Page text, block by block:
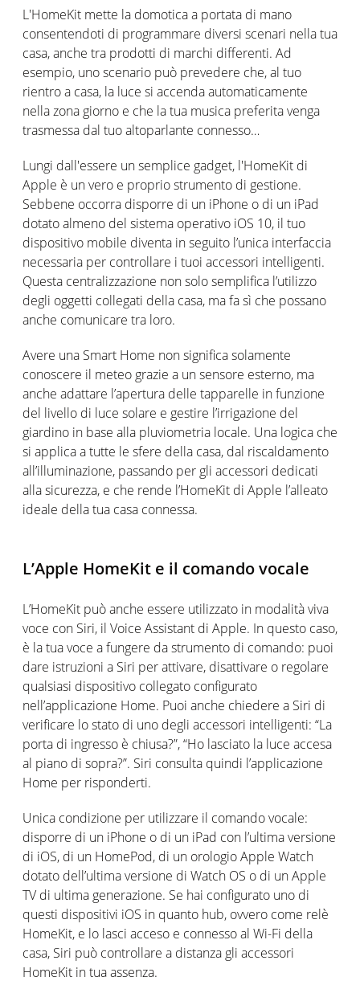
L'HomeKit mette la domotica a portata di mano
consentendoti di programmare diversi scenari nella tua
casa, anche tra prodotti di marchi differenti. Ad
esempio, uno scenario può prevedere che, al tuo
rientro a casa, la luce si accenda automaticamente
nella zona giorno e che la tua musica preferita venga
trasmessa dal tuo altoparlante connesso…
Lungi dall'essere un semplice gadget, l'HomeKit di
Apple è un vero e proprio strumento di gestione.
Sebbene occorra disporre di un iPhone o di un iPad
dotato almeno del sistema operativo iOS 10, il tuo
dispositivo mobile diventa in seguito l’unica interfaccia
necessaria per controllare i tuoi accessori intelligenti.
Questa centralizzazione non solo semplifica l’utilizzo
degli oggetti collegati della casa, ma fa sì che possano
anche comunicare tra loro.
Avere una Smart Home non significa solamente
conoscere il meteo grazie a un sensore esterno, ma
anche adattare l’apertura delle tapparelle in funzione
del livello di luce solare e gestire l’irrigazione del
giardino in base alla pluviometria locale. Una logica che
si applica a tutte le sfere della casa, dal riscaldamento
all’illuminazione, passando per gli accessori dedicati
alla sicurezza, e che rende l’HomeKit di Apple l’alleato
ideale della tua casa connessa.
L’Apple HomeKit e il comando vocale
L’HomeKit può anche essere utilizzato in modalità viva
voce con Siri, il Voice Assistant di Apple. In questo caso,
è la tua voce a fungere da strumento di comando: puoi
dare istruzioni a Siri per attivare, disattivare o regolare
qualsiasi dispositivo collegato configurato
nell’applicazione Home. Puoi anche chiedere a Siri di
verificare lo stato di uno degli accessori intelligenti: “La
porta di ingresso è chiusa?”, “Ho lasciato la luce accesa
al piano di sopra?”. Siri consulta quindi l’applicazione
Home per risponderti.
Unica condizione per utilizzare il comando vocale:
disporre di un iPhone o di un iPad con l’ultima versione
di iOS, di un HomePod, di un orologio Apple Watch
dotato dell’ultima versione di Watch OS o di un Apple
TV di ultima generazione. Se hai configurato uno di
questi dispositivi iOS in quanto hub, ovvero come relè
HomeKit, e lo lasci acceso e connesso al Wi-Fi della
casa, Siri può controllare a distanza gli accessori
HomeKit in tua assenza.